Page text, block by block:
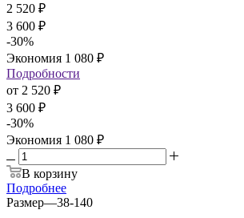
2 520 ₽
3 600 ₽
-30%
Экономия 1 080 ₽
Подробности
от 2 520 ₽
3 600 ₽
-30%
Экономия 1 080 ₽
В корзину
Подробнее
Размер—38-140